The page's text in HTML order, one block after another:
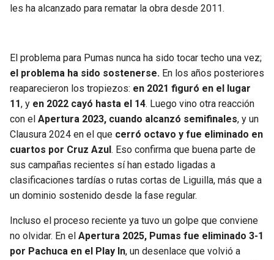
les ha alcanzado para rematar la obra desde 2011.
El problema para Pumas nunca ha sido tocar techo una vez;
el problema ha sido sostenerse. En los años posteriores
reaparecieron los tropiezos: en 2021 figuró en el lugar
11, y en 2022 cayó hasta el 14. Luego vino otra reacción
con el Apertura 2023, cuando alcanzó semifinales, y un
Clausura 2024 en el que cerró octavo y fue eliminado en
cuartos por Cruz Azul . Eso confirma que buena parte de
sus campañas recientes sí han estado ligadas a
clasificaciones tardías o rutas cortas de Liguilla, más que a
un dominio sostenido desde la fase regular.
Incluso el proceso reciente ya tuvo un golpe que conviene
no olvidar. En el Apertura 2025, Pumas fue eliminado 3-1
por Pachuca en el Play In, un desenlace que volvió a